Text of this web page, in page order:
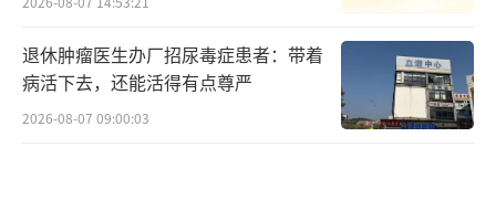
退休肿瘤医生办厂招尿毒症患者：带着
病活下去，还能活得有点尊严
2026-08-07 09:00:03